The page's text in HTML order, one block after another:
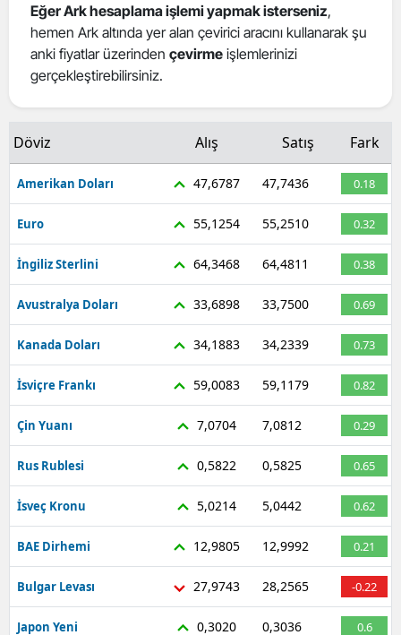
Gaziantep
Giresun
Hakkari
Isparta
Mersin
İstanbul
Kars
Kastamonu
Kayseri
Kırklareli
Kırşehir
Kocaeli
Kütahya
Eğer Ark hesaplama işlemi yapmak isterseniz,
hemen Ark altında yer alan çevirici aracını kullanarak şu
anki fiyatlar üzerinden çevirme işlemlerinizi
gerçekleştirebilirsiniz.
Döviz Alış Satış Fark
Amerikan Doları 47,6787 47,7436 0.18
Euro 55,1254 55,2510 0.32
İngiliz Sterlini 64,3468 64,4811 0.38
Avustralya Doları 33,6898 33,7500 0.69
Kanada Doları 34,1883 34,2339 0.73
İsviçre Frankı 59,0083 59,1179 0.82
Çin Yuanı 7,0704 7,0812 0.29
Rus Rublesi 0,5822 0,5825 0.65
İsveç Kronu 5,0214 5,0442 0.62
BAE Dirhemi 12,9805 12,9992 0.21
Bulgar Levası 27,9743 28,2565 -0.22
Japon Yeni 0,3020 0,3036 0.6